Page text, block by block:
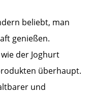
beliebt, man
genießen.
der Joghurt
überhaupt.
und